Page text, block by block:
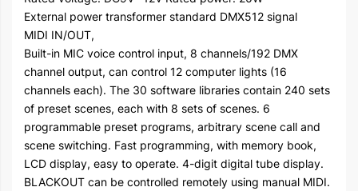
External power transformer standard DMX512 signal
MIDI IN/OUT,
Built-in MIC voice control input, 8 channels/192 DMX
channel output, can control 12 computer lights (16
channels each). The 30 software libraries contain 240 sets
of preset scenes, each with 8 sets of scenes. 6
programmable preset programs, arbitrary scene call and
scene switching. Fast programming, with memory book,
LCD display, easy to operate. 4-digit digital tube display.
BLACKOUT can be controlled remotely using manual MIDI.